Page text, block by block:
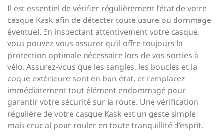
Il est essentiel de vérifier régulièrement l’état de votre
casque Kask afin de détecter toute usure ou dommage
éventuel. En inspectant attentivement votre casque,
vous pouvez vous assurer qu’il offre toujours la
protection optimale nécessaire lors de vos sorties à
vélo. Assurez-vous que les sangles, les boucles et la
coque extérieure sont en bon état, et remplacez
immédiatement tout élément endommagé pour
garantir votre sécurité sur la route. Une vérification
régulière de votre casque Kask est un geste simple
mais crucial pour rouler en toute tranquillité d’esprit.